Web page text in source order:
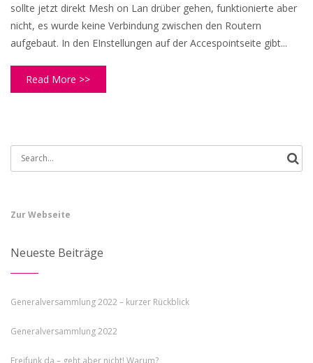
sollte jetzt direkt Mesh on Lan drüber gehen, funktionierte aber
nicht, es wurde keine Verbindung zwischen den Routern
aufgebaut. In den EInstellungen auf der Accespointseite gibt...
Read More >>
Search
for:
Zur Webseite
Neueste Beiträge
Generalversammlung 2022 – kurzer Rückblick
Generalversammlung 2022